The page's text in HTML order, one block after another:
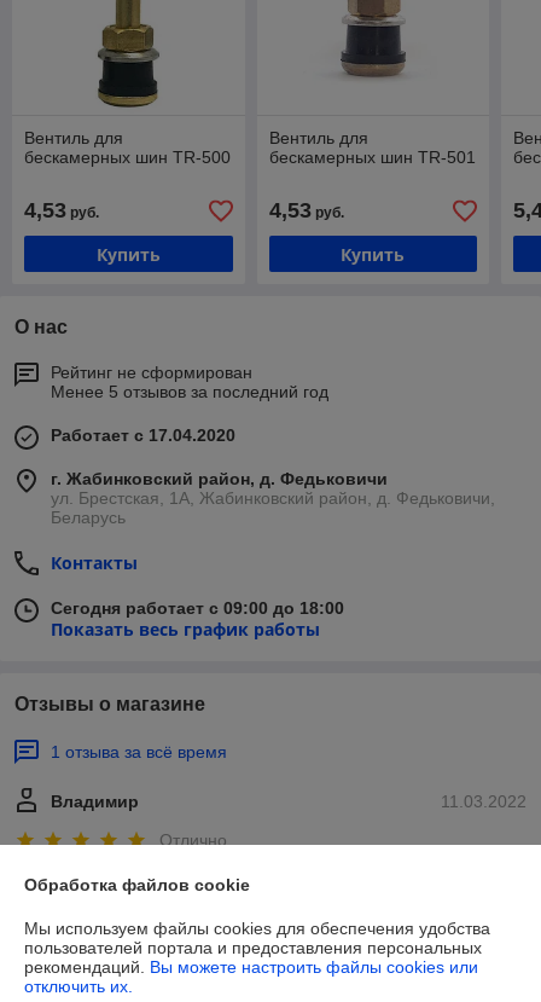
Вентиль для
бескамерных шин TR-500
4,53 руб.
Купить
Вентиль для
бескамерных шин TR-501
4,53руб.
Купить
О нас
Рейтинг не сформирован
Менее 5 отзывов за последний год
Работает с 17.04.2020
г. Жабинковский район, д. Федьковичи
ул. Брестская, 1А, Жабинковский район, д. Федьковичи,
Беларусь
Контакты
Сегодня работает с 09:00 до 18:00
Показать весь график работы
Отзывы о магазине
1 отзыва за всё время
11.03.2022
Владимир
Отлично
Сделка подтверждена через корзину
Показать все отзывы
Обработка файлов cookie
Мы используем файлы cookies для обеспечения удобства
пользователей портала и предоставления персональных
рекомендаций. Вы можете настроить файлы cookies или
отключить их.